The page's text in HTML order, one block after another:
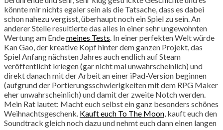
könnte mir nichts egaler sein als die Tatsache, dass es dabei
schon nahezu vergisst, überhaupt noch ein Spiel zu sein. An
anderer Stelle resultierte das alles in einer sehr ungewohnten
Wertung am Endemeines Tests . In einer perfekten Welt würde
Kan Gao, der kreative Kopf hinter dem ganzen Projekt, das
Spiel Anfang nächsten Jahres auch endlich auf Steam
veröffentlicht kriegen (gar nicht mal unwahrscheinlich) und
direkt danach mit der Arbeit an einer iPad-Version beginnen
(aufgrund der Portierungsschwierigkeiten mit dem RPG Maker
eher unwahrscheinlich) und damit der zweite Notch werden.
Mein Rat lautet: Macht euch selbst ein ganz besonders schönes
Weihnachtsgeschenk. Kauft euch To The Moon , kauft euch den
Soundtrack gleich noch dazu und nehmt euch dann einen langen